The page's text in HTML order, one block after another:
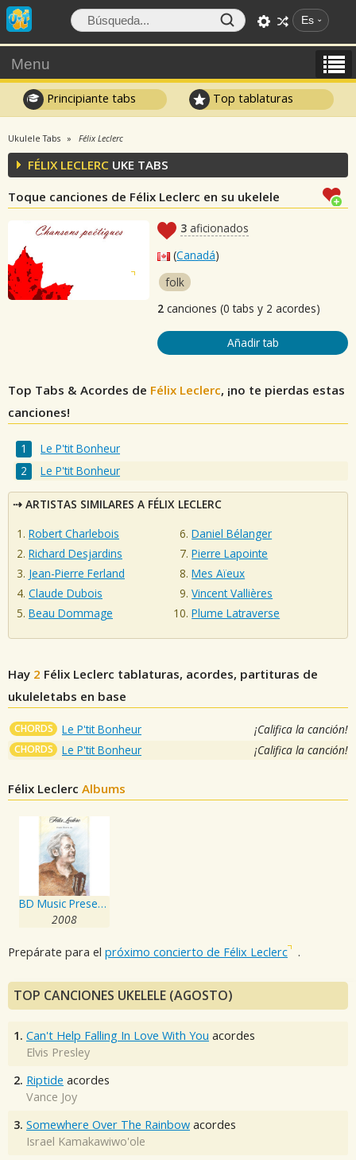
Es
Menu
Principiante tabs Top tablaturas
Ukulele Tabs Félix Leclerc
FÉLIX LECLERC UKE TABS
Toque canciones de Félix Leclerc en su ukelele
3 aficionados
(Canadá)
folk
2 canciones (0 tabs y 2 acordes)
Añadir tab
Top Tabs & Acordes de Félix Leclerc, ¡no te pierdas estas
canciones!
Le P'tit Bonheur
Le P'tit Bonheur
ARTISTAS SIMILARES A FÉLIX LECLERC
Robert Charlebois
Richard Desjardins
Jean-Pierre Ferland
Claude Dubois
Beau Dommage
Daniel Bélanger
Pierre Lapointe
Mes Aïeux
Vincent Vallières
Plume Latraverse
Hay 2 Félix Leclerc tablaturas, acordes, partituras de
ukuleletabs en base
CHORDS Le P'tit Bonheur ¡Califica la canción!
CHORDS Le P'tit Bonheur ¡Califica la canción!
Félix Leclerc Albums
BD Music Presents Felix Leclerc
2008
Prepárate para el próximo concierto de Félix Leclerc .
TOP CANCIONES UKELELE (AGOSTO)
1. Can't Help Falling In Love With You acordes
Elvis Presley
2. Riptide acordes
Vance Joy
3. Somewhere Over The Rainbow acordes
Israel Kamakawiwo'ole